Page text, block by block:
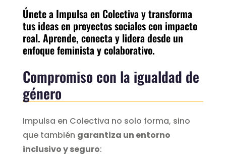
Únete a Impulsa en Colectiva y transforma
tus ideas en proyectos sociales con impacto
real. Aprende, conecta y lidera desde un
enfoque feminista y colaborativo.
Compromiso con la igualdad de
género
Impulsa en Colectiva no solo forma, sino
que también garantiza un entorno
inclusivo y seguro: